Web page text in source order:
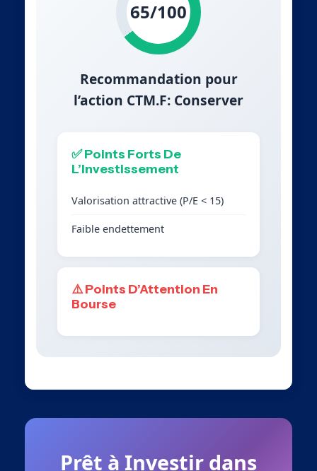
65/100
Recommandation pour
l’action CTM.F: Conserver
✅ Points Forts De
L’Investissement
Valorisation attractive (P/E < 15)
Faible endettement
⚠️ Points D’Attention En
Bourse
Prêt à Investir dans